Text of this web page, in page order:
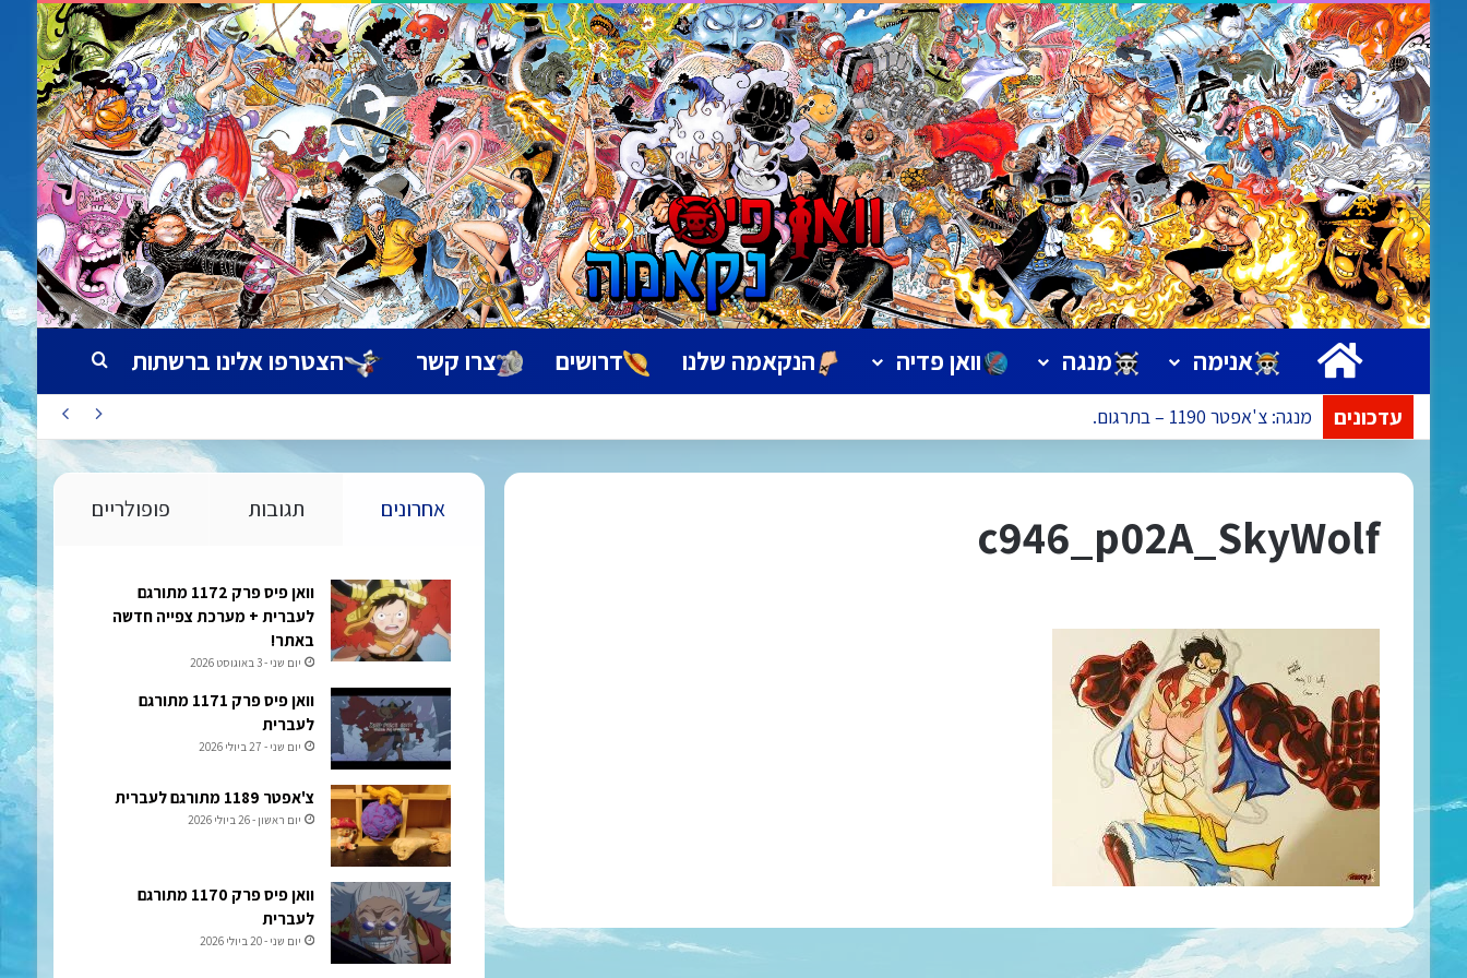
ראשי אנימה מנגה וואן פדיה הנקאמה שלנו דרושים צרו קשר הצטרפו אלינו ברשתות חיפוש עבור
עדכונים מנגה: צ'אפטר 1190 – בתרגום.
c946_p02A_SkyWolf אחרונים תגובות פופולריים
וואן פיס פרק 1172 מתורגם
לעברית + מערכת צפייה חדשה
באתר!
יום שני - 3 באוגוסט 2026
וואן פיס פרק 1171 מתורגם
לעברית
יום שני - 27 ביולי 2026
צ'אפטר 1189 מתורגם לעברית
יום ראשון - 26 ביולי 2026
וואן פיס פרק 1170 מתורגם
לעברית
יום שני - 20 ביולי 2026